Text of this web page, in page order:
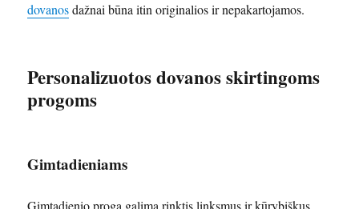
dovanosdažnai būna itin originalios ir nepakartojamos.
Personalizuotos dovanos skirtingoms
progoms
Gimtadieniams
Gimtadienio proga galima rinktis linksmus ir kūrybiškus